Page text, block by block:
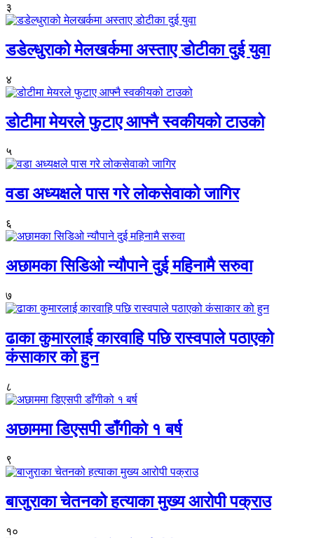
३
डडेल्धुराको मेलखर्कमा अस्ताए डोटीका दुई युवा
४
डोटीमा मेयरले फुटाए आफ्नै स्वकीयको टाउको
५
वडा अध्यक्षले पास गरे लोकसेवाको जागिर
६
अछामका सिडिओ न्यौपाने दुई महिनामै सरुवा
७
ढाका कुमारलाई कारवाहि पछि रास्वपाले पठाएको
कंसाकार को हुन
८
अछाममा डिएसपी डाँगीको १ बर्ष
९
बाजुराका चेतनको हत्याका मुख्य आरोपी पक्राउ
१०